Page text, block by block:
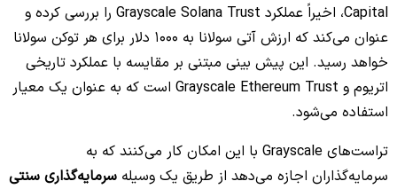
Capital، اخیراً عملکرد Grayscale Solana Trust را بررسی کرده و
عنوان می‌کند که ارزش آتی سولانا به 1000 دلار برای هر توکن سولانا
خواهد رسید. این پیش بینی مبتنی بر مقایسه با عملکرد تاریخی
اتریوم و Grayscale Ethereum Trust است که به عنوان یک معیار
استفاده می‌شود.
تراست‌های Grayscale با این امکان کار می‌کنند که به
سرمایه‌گذاران اجازه می‌دهد از طریق یک وسیله سرمایه‌گذاری سنتی